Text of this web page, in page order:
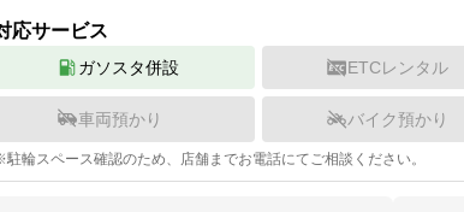
応サービス
ガソスタ併設 ETCレンタル
車両預かり バイク預かり
駐輪スペース確認のため、店舗までお電話にてご相談ください。